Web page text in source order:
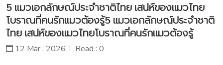
5 แมวเอกลักษณ์ประจำชาติไทย เสน่ห์ของแมวไทย
โบราณที่คนรักแมวต้องรู้5 แมวเอกลักษณ์ประจำชาติ
ไทย เสน่ห์ของแมวไทยโบราณที่คนรักแมวต้องรู้
12 Mar , 2026 Read : 0